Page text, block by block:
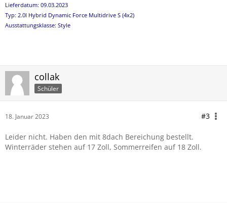
Lieferdatum: 09.03.2023
Typ: 2.0l Hybrid Dynamic Force Multidrive S (4x2)
Ausstattungsklasse: Style
collak
Schüler
18. Januar 2023 #3
Leider nicht. Haben den mit 8dach Bereichung bestellt.
Winterräder stehen auf 17 Zoll, Sommerreifen auf 18 Zoll.